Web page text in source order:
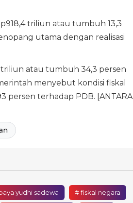
triliun atau tumbuh 13,3
utama dengan realisasi
triliun atau tumbuh 34,3 persen
menyebut kondisi fiskal
persen terhadap PDB. [ANTARA
yudhi sadewa # fiskal negara